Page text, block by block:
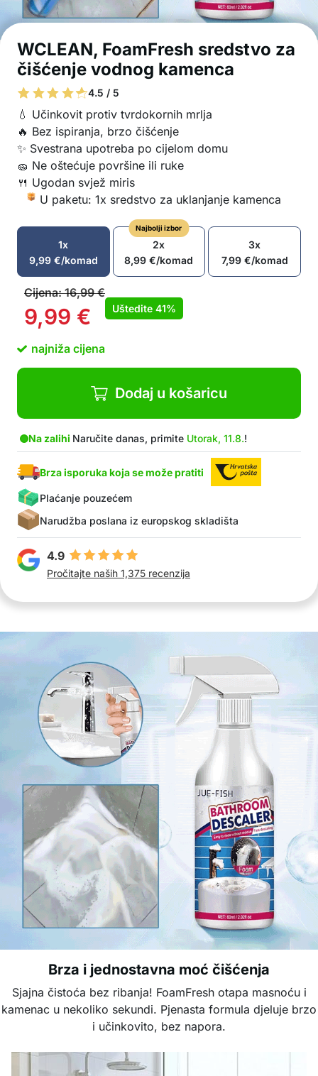
WCLEAN, FoamFresh sredstvo za
čišćenje vodnog kamenca
4.5 / 5
💧 Učinkovit protiv tvrdokornih mrlja
🔥 Bez ispiranja, brzo čišćenje
✨ Svestrana upotreba po cijelom domu
🧽 Ne oštećuje površine ili ruke
🍴 Ugodan svjež miris
U paketu: 1x sredstvo za uklanjanje kamenca
1x
9,99 €/komad
Najbolji izbor
2x
8,99€/komad
3x
7,99 €/komad
Cijena:16,99€
9,99 € Uštedite 41%
najniža cijena
Dodaj u košaricu
Na zalihi Naručite danas, primite Utorak, 11.8.!
Brza isporuka koja se može pratiti
Plaćanje pouzećem
Narudžba poslana iz europskog skladišta
4.9
Pročitajte naših 1,375 recenzija
Brza i jednostavna moć čišćenja
Sjajna čistoća bez ribanja! FoamFresh otapa masnoću i
kamenac u nekoliko sekundi. Pjenasta formula djeluje brzo
i učinkovito, bez napora.